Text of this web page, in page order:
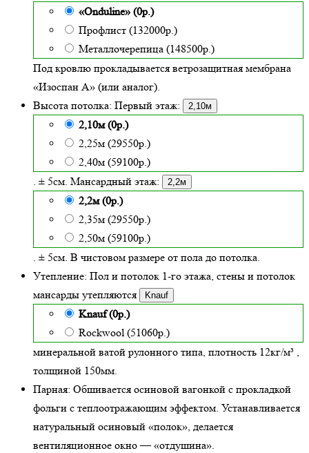
«Onduline» (0р.)
Профлист (132000р.)
Металлочерепица (148500р.)
Под кровлю прокладывается ветрозащитная мембрана
«Изоспан А» (или аналог).
Высота потолка: Первый этаж: 2,10м
2,10м (0р.)
2,25м (29550р.)
2,40м (59100р.)
. ± 5см. Мансардный этаж:
2,2м
2,2м (0р.)
2,35м (29550р.)
2,50м (59100р.)
. ± 5см. В чистовом размере от пола до потолка.
Утепление: Пол и потолок 1-го этажа, стены и потолок
мансарды утепляются
Knauf
Knauf (0р.)
Rockwool (51060р.)
минеральной ватой рулонного типа, плотность 12кг/м³ ,
толщиной 150мм.
Парная: Обшивается осиновой вагонкой с прокладкой
фольги с теплоотражающим эффектом. Устанавливается
натуральный осиновый «полок», делается
вентиляционное окно — «отдушина».